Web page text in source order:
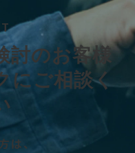
討のお客様
にご相談く
は、